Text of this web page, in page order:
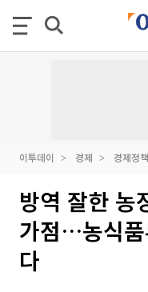
이투데이 경제 경제정책
방역 잘한 농
가점…농식품
다